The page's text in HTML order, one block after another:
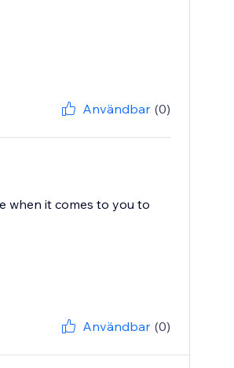
Användbar (0)
when it comes to you to
Användbar (0)